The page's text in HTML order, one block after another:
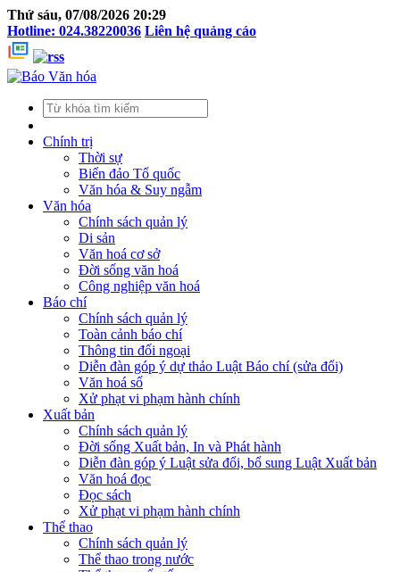
Thứ sáu, 07/08/2026 20:29
Hotline: 024.38220036 Liên hệ quảng cáo
Chính trị
Thời sự
Biển đảo Tổ quốc
Văn hóa & Suy ngẫm
Văn hóa
Chính sách quản lý
Di sản
Văn hoá cơ sở
Đời sống văn hoá
Công nghiệp văn hoá
Báo chí
Chính sách quản lý
Toàn cảnh báo chí
Thông tin đối ngoại
Diễn đàn góp ý dự thảo Luật Báo chí (sửa đổi)
Văn hoá số
Xử phạt vi phạm hành chính
Xuất bản
Chính sách quản lý
Đời sống Xuất bản, In và Phát hành
Diễn đàn góp ý Luật sửa đổi, bổ sung Luật Xuất bản
Văn hoá đọc
Đọc sách
Xử phạt vi phạm hành chính
Thể thao
Chính sách quản lý
Thể thao trong nước